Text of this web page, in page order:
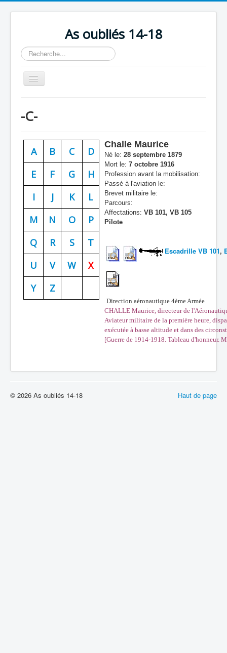
As oubliés 14-18
Rechercher
Basculer
la
Chronologie
Escadrilles
Organisation
Avions
Formation
Doctrines
Batailles
Cahiers des As
-C-
A B C
D
E
F G
H
I
J K
L
M
N O
P
Q
R S
T
U
V W
X
Y
Z
Challe Maurice
Né le: 28 septembre 1879
Mort le: 7 octobre 1916
Profession avant la mobilisation:
Passé à l'aviation le:
Brevet militaire le:
Parcours:
Affectations: VB 101, VB 105
Pilote
Escadrille VB 101,
Direction aéronautique 4ème Armée
CHALLE Maurice, directeur de
Aviateur militaire de la première heure,
exécutée à basse altitude et dans des
[Guerre de 1914-1918. Tableau d'honneur.
Haut de page
© 2026 As oubliés 14-18